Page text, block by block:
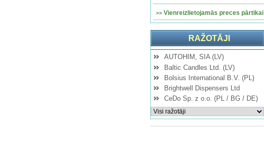
Vienreizlietojamās preces pārtikai
RAŽOTĀJI
AUTOHIM, SIA (LV)
Baltic Candles Ltd. (LV)
Bolsius International B.V. (PL)
Brightwell Dispensers Ltd
CeDo Sp. z o.o. (PL / BG / DE)